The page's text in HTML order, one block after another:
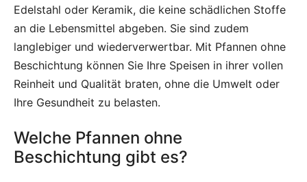
Edelstahl oder Keramik, die keine schädlichen Stoffe
an die Lebensmittel abgeben. Sie sind zudem
langlebiger und wiederverwertbar. Mit Pfannen ohne
Beschichtung können Sie Ihre Speisen in ihrer vollen
Reinheit und Qualität braten, ohne die Umwelt oder
Ihre Gesundheit zu belasten.
Welche Pfannen ohne
Beschichtung gibt es?